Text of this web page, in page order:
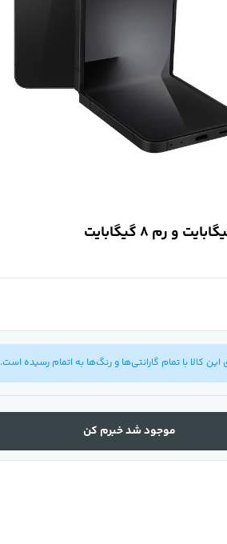
کالا با تمام گارانتی‌ها و رنگ‌ها به اتمام رسیده است.
موجود شد خبرم کن